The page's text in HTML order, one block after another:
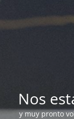
Nos
y muy pronto